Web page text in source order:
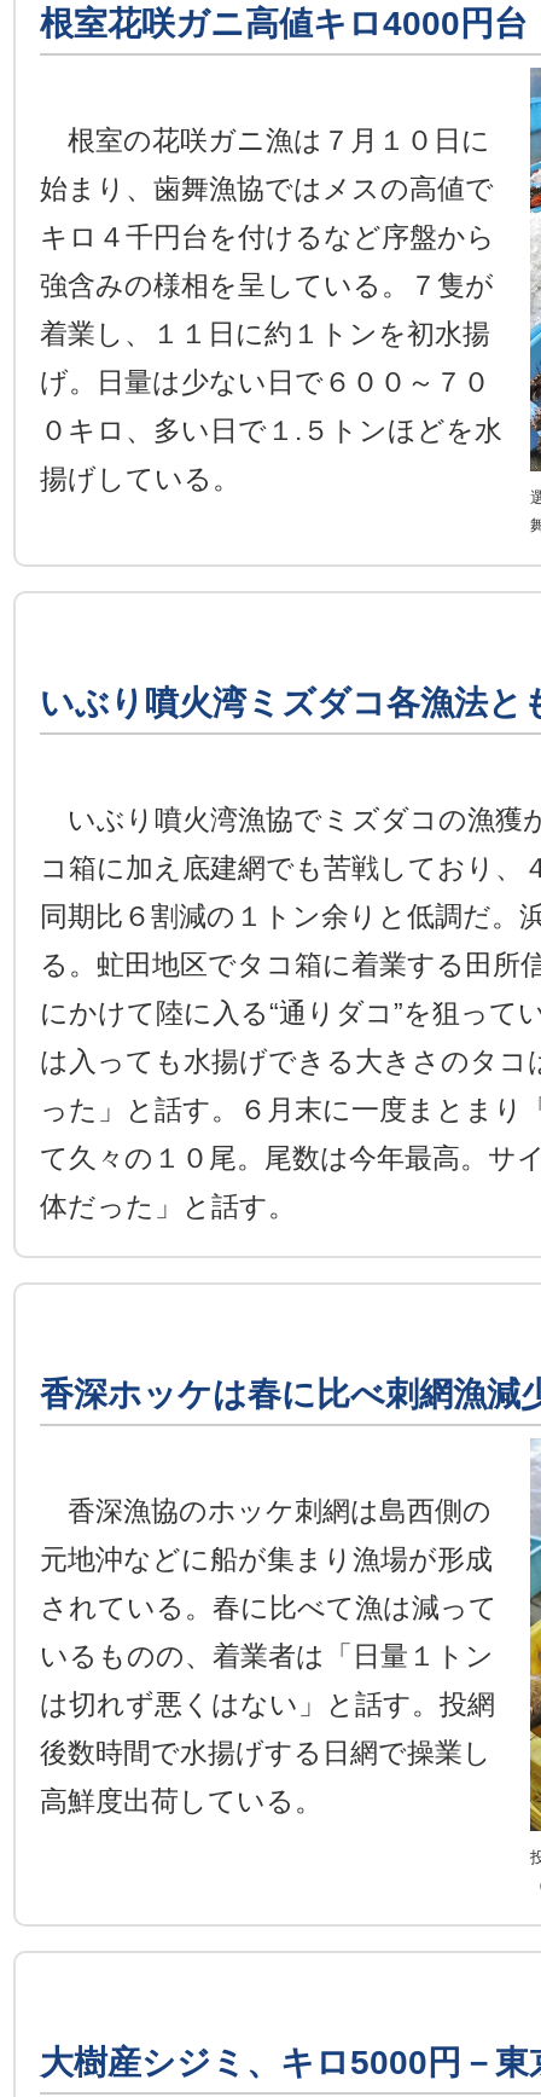
根室花咲ガニ高値キロ4000円台
根室の花咲ガニ漁は７月１０日に
始まり、歯舞漁協ではメスの高値で
キロ４千円台を付けるなど序盤から
強含みの様相を呈している。７隻が
着業し、１１日に約１トンを初水揚
げ。日量は少ない日で６００～７０
０キロ、多い日で１.５トンほどを水
揚げしている。
いぶり噴火湾ミズダコ各漁法と
いぶり噴火湾漁協でミズダコの漁獲
コ箱に加え底建網でも苦戦しており、
同期比６割減の１トン余りと低調だ。
る。虻田地区でタコ箱に着業する田所
にかけて陸に入る“通りダコ”を狙って
は入っても水揚げできる大きさのタコ
った」と話す。６月末に一度まとまり
て久々の１０尾。尾数は今年最高。サ
体だった」と話す。
香深ホッケは春に比べ刺網漁減
香深漁協のホッケ刺網は島西側の
元地沖などに船が集まり漁場が形成
されている。春に比べて漁は減って
いるものの、着業者は「日量１トン
は切れず悪くはない」と話す。投網
後数時間で水揚げする日網で操業し
高鮮度出荷している。
大樹産シジミ、キロ5000円－東